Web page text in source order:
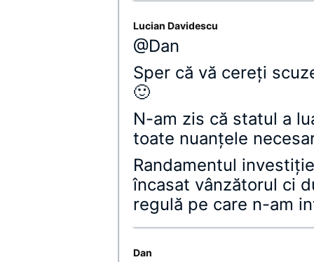
Lucian Davidescu
@Dan
Sper că vă cereţi
🙂
N-am zis că statul a
toate nuanţele
Randamentul
încasat vânzătorul ci
regulă pe care n-am
Dan